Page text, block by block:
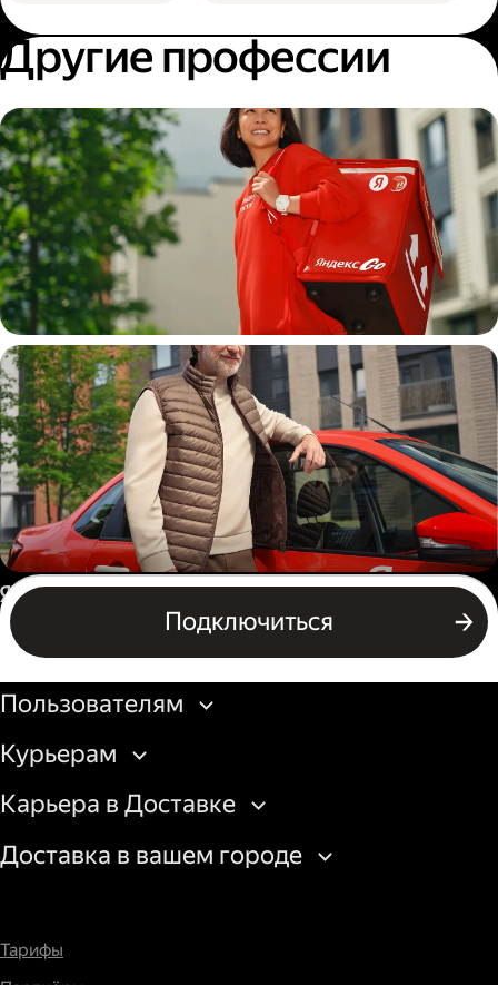
Другие профессии
Пеший курьер
Автокурьер
Подключиться
Подключиться
Россия
Бизнесу
Пользователям
Курьерам
Карьера в Доставке
Доставка в вашем городе
Тарифы